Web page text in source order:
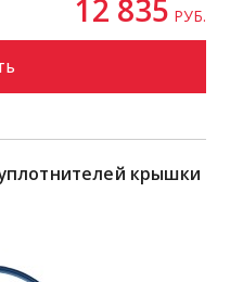
12 835 РУБ.
крышки